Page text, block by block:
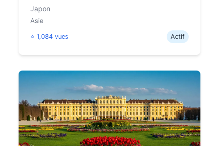
Japon
Asie
⭐ 1,084 vues Actif